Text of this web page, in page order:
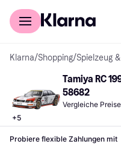
Für Shopper
Klarna/Shopping/Spielzeug
+5
Tamiya RC
58682
Vergleiche
Probiere flexible Zahlungen mit